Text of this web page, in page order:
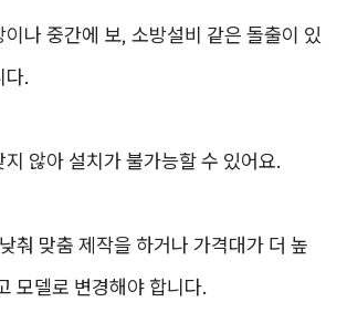
나 중간에 보, 소방설비 같은 돌출이 있
다.
않아 설치가 불가능할 수 있어요.
춰 맞춤 제작을 하거나 가격대가 더 높
모델로 변경해야 합니다.